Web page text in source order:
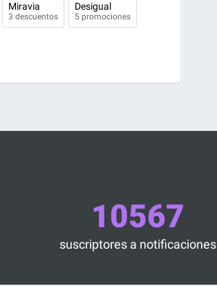
Miravia
3 descuentos
Desigual
5 promociones
10567
suscriptores a notificaciones